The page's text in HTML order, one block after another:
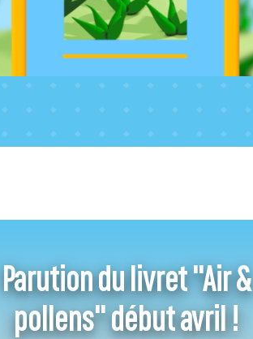
Parution du livret "Air &
pollens" début avril !